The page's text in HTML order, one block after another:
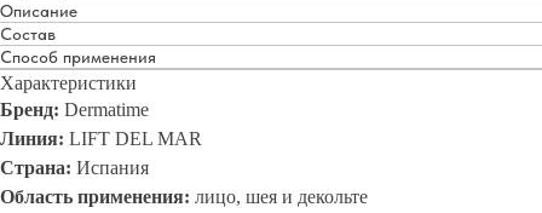
Описание
Состав
Способ применения
Характеристики
Бренд: Dermatime
Линия: LIFT DEL MAR
Страна: Испания
Область применения: лицо, шея и декольте